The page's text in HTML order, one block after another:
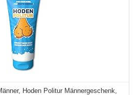
Hoden Politur Männergeschenk,